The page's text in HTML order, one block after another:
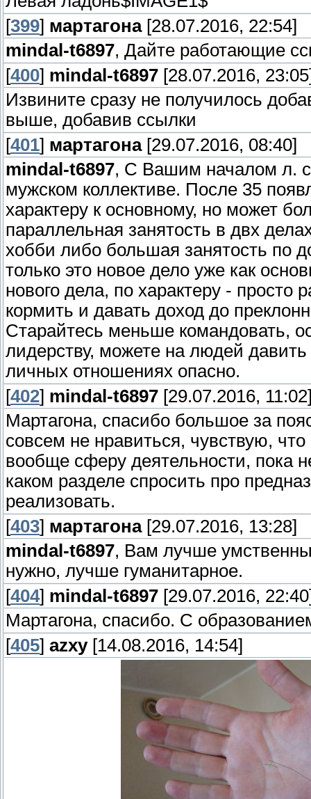
[399] мартагона[28.07.2016, 22:54]
mindal-t6897, Дайте работающие
[400] mindal-t6897 [28.07.2016,
Извините сразу не получилось
выше, добавив ссылки
[401] мартагона[29.07.2016, 08:40]
mindal-t6897, С Вашим началом л.
мужском коллективе. После 35
характеру к основному, но может
параллельная занятость в двх
хобби либо большая занятость по
только это новое дело уже как
нового дела, по характеру -
кормить и давать доход до
Старайтесь меньше командовать,
лидерству, можете на людей
личных отношениях опасно.
[402] mindal-t6897 [29.07.2016,
Мартагона, спасибо большое за
совсем не нравиться, чувствую,
вообще сферу деятельности, пока
каком разделе спросить про
реализовать.
[403] мартагона[29.07.2016, 13:28]
mindal-t6897, Вам лучше
нужно, лучше гуманитарное.
[404] mindal-t6897 [29.07.2016,
Мартагона, спасибо. С
[405] azxy[14.08.2016, 14:54]